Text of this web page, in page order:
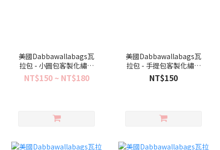
美國Dabbawallabags瓦
拉包 - 小圓包客製化繡字
服務
NT$150 ~ NT$180
美國Dabbawallabags瓦
拉包 - 手提包客製化繡字
服務
NT$150